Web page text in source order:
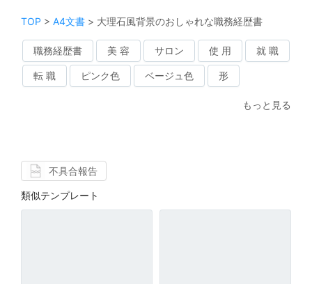
TOP > A4文書 > 大理石風背景のおしゃれな職務経歴書
職務経歴書 美 容 サロン 使 用 就 職
転 職 ピンク色 ベージュ色 形
もっと見る
不具合報告
類似テンプレート